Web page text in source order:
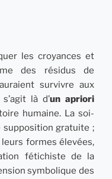
les croyances et
des résidus de
survivre aux
là d’un apriori
humaine. La soi-
gratuite ;
formes élevées,
fétichiste de la
symbolique des